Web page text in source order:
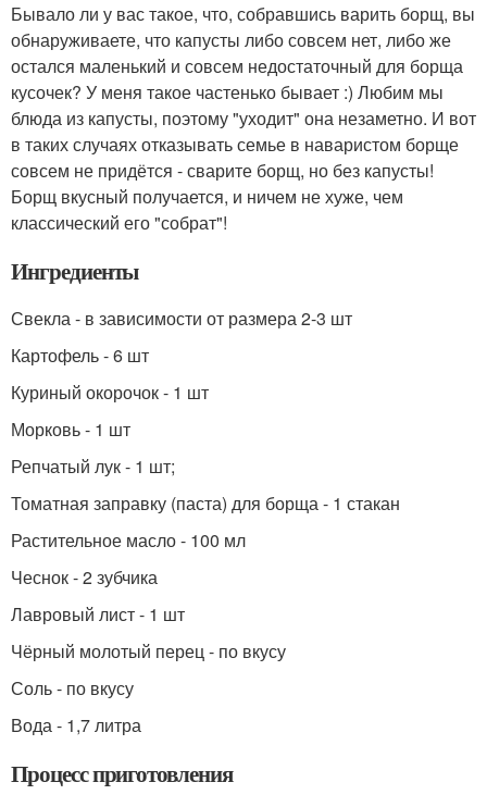
Бывало ли у вас такое, что, собравшись варить борщ, вы
обнаруживаете, что капусты либо совсем нет, либо же
остался маленький и совсем недостаточный для борща
кусочек? У меня такое частенько бывает :) Любим мы
блюда из капусты, поэтому "уходит" она незаметно. И вот
в таких случаях отказывать семье в наваристом борще
совсем не придётся - сварите борщ, но без капусты!
Борщ вкусный получается, и ничем не хуже, чем
классический его "собрат"!
Ингредиенты
Свекла - в зависимости от размера 2-3 шт
Картофель - 6 шт
Куриный окорочок - 1 шт
Морковь - 1 шт
Репчатый лук - 1 шт;
Томатная заправку (паста) для борща - 1 стакан
Растительное масло - 100 мл
Чеснок - 2 зубчика
Лавровый лист - 1 шт
Чёрный молотый перец - по вкусу
Соль - по вкусу
Вода - 1,7 литра
Процесс приготовления